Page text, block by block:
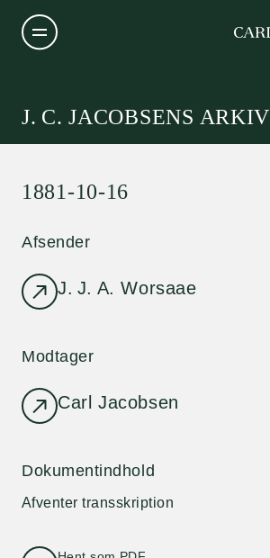
J. C. JACOBSENS ARKIV
1881-10-16
Afsender
J. J. A. Worsaae
Modtager
Carl Jacobsen
Dokumentindhold
Afventer transskription